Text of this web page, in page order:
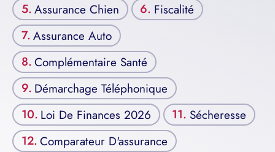
Assurance Chien
Fiscalité
Assurance Auto
Complémentaire Santé
Démarchage Téléphonique
Loi De Finances 2026
Sécheresse
Comparateur D'assurance